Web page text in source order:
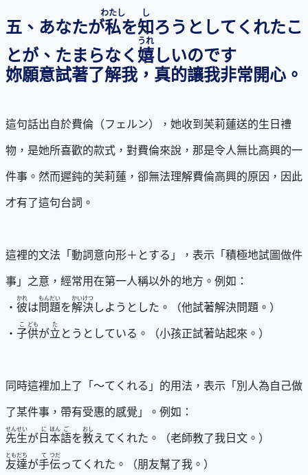
五、あなたが私
わたし
を知
し
ろうとしてくれたこ
とが、たまらなく 嬉
うれ
しいのです
妳願意試著了解我，真的讓我非常開心。
這句話出自於費倫（フェルン），她收到芙莉蓮送的生日禮
物，是她所喜歡的款式，對費倫來說，那是令人無比高興的一
件事。然而遲鈍的芙莉蓮，卻無法理解費倫高興的原因，因此
才有了這句台詞。
這裡的文法「動詞意向形＋とする」，表示「積極地試圖做件
事」之意，經常用在第一人稱以外的地方。例如：
・ 彼
かれ
は問題
もんだい
を解決
かいけつ
しようとした。（他試著解決問題。）
・ 子
こ
供
ども
が立
た
とうとしている。（小孩正試著站起來。）
同時這裡加上了「〜てくれる」的用法，表示「別人為自己做
了某件事，帶有受惠的感覺」。例如：
先生
せんせい
が 日
に
本
ほん
語
ご
を教
おし
えてくれた。（老師教了我日文。）
友達
ともだち
が手
て
伝
つだ
ってくれた。（朋友幫了我。）